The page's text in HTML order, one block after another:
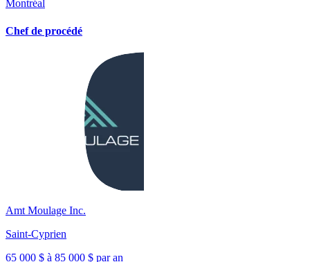
Montréal
Chef de procédé
Amt Moulage Inc.
Saint-Cyprien
65 000 $ à 85 000 $ par an